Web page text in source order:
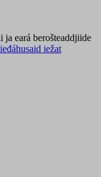
ja eará berošteaddjiide
iežat